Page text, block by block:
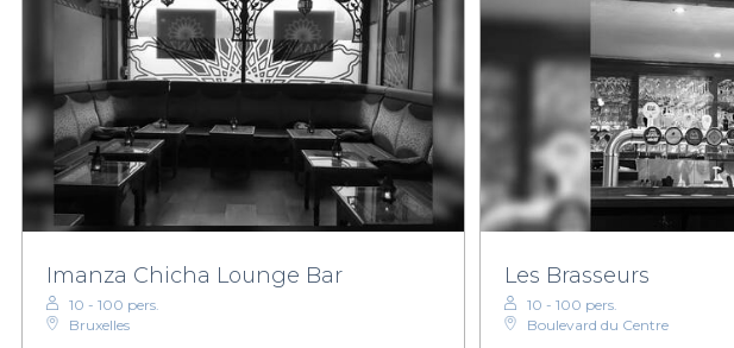
Imanza Chicha Lounge Bar
10 - 100 pers.
Bruxelles
Les Brasseurs
10 - 100 pers.
Boulevard du Centre